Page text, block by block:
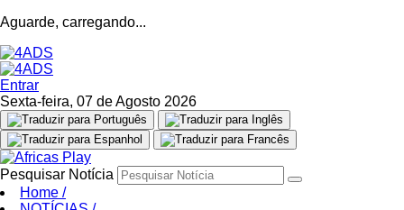
Aguarde, carregando...
Entrar
Sexta-feira, 07 de Agosto 2026
Pesquisar Notícia
Home /